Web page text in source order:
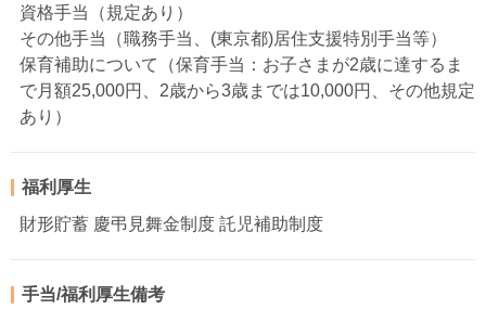
資格手当（規定あり）
その他手当（職務手当、(東京都)居住支援特別手当等）
保育補助について（保育手当：お子さまが2歳に達するま
で月額25,000円、2歳から3歳までは10,000円、その他規定
あり）
福利厚生
財形貯蓄 慶弔見舞金制度 託児補助制度
手当/福利厚生備考